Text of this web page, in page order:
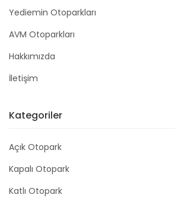
Yediemin Otoparkları
AVM Otoparkları
Hakkımızda
İletişim
Kategoriler
Açık Otopark
Kapalı Otopark
Katlı Otopark